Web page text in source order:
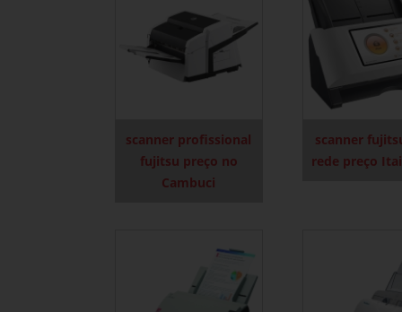
scanner profissional
fujitsu preço no
Cambuci
scanner
rede preço